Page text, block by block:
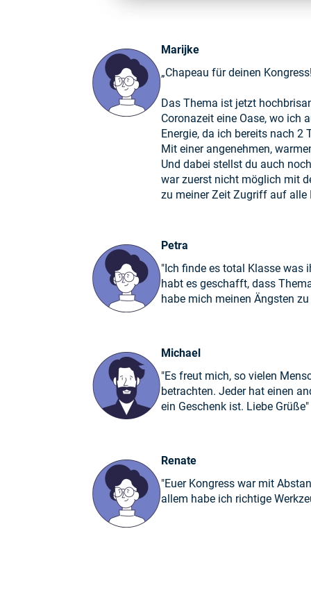
Marijke
„Chapeau für deinen Kongress!
Das Thema ist jetzt
Coronazeit eine Oase, wo ich
Energie, da ich bereits nach
Mit einer angenehmen,
Und dabei stellst du auch
war zuerst nicht möglich mit
zu meiner Zeit Zugriff auf alle
Petra
"Ich finde es total Klasse was
habt es geschafft, dass
habe mich meinen Ängsten
Michael
"Es freut mich, so vielen
betrachten. Jeder hat einen
ein Geschenk ist. Liebe Grüße"
Renate
"Euer Kongress war mit
allem habe ich richtige